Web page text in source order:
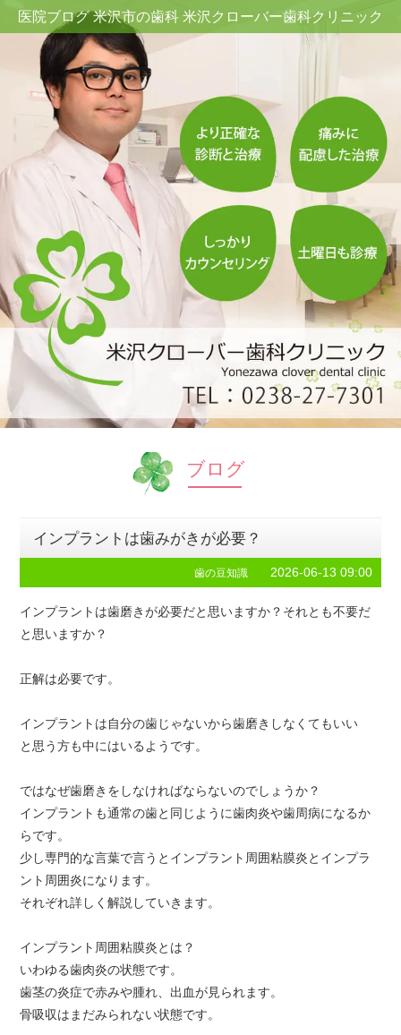
医院ブログ 米沢市の歯科 米沢クローバー歯科クリニック
ブログ
インプラントは歯みがきが必要？
歯の豆知識 2026-06-13 09:00
インプラントは歯磨きが必要だと思いますか？それとも不要だ
と思いますか？
正解は必要です。
インプラントは自分の歯じゃないから歯磨きしなくてもいい
と思う方も中にはいるようです。
ではなぜ歯磨きをしなければならないのでしょうか？
インプラントも通常の歯と同じように歯肉炎や歯周病になるか
らです。
少し専門的な言葉で言うとインプラント周囲粘膜炎とインプラ
ント周囲炎になります。
それぞれ詳しく解説していきます。
インプラント周囲粘膜炎とは？
いわゆる歯肉炎の状態です。
歯茎の炎症で赤みや腫れ、出血が見られます。
骨吸収はまだみられない状態です。